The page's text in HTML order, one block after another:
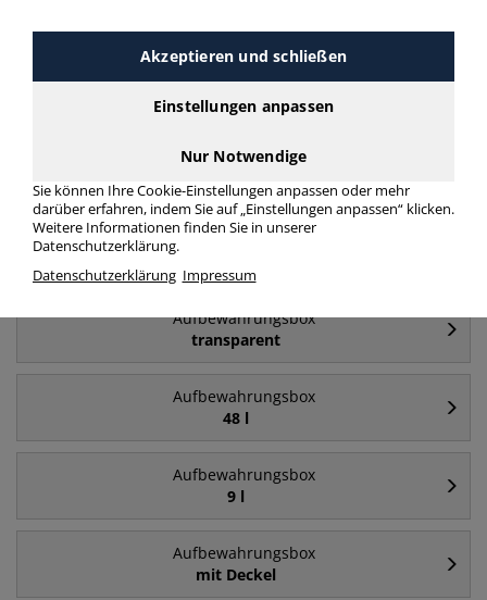
Aufbewahrungsbox
84 l
Aufbewahrungsbox
64 l
Aufbewahrungsbox
Aufbewahrungsbox
transparent
Aufbewahrungsbox
48 l
Aufbewahrungsbox
9 l
Aufbewahrungsbox
mit Deckel
Akzeptieren und schließen
Einstellungen anpassen
Nur Notwendige
Sie können Ihre Cookie-Einstellungen anpassen oder mehr
darüber erfahren, indem Sie auf „Einstellungen anpassen“ klicken.
Weitere Informationen finden Sie in unserer
Datenschutzerklärung.
Datenschutzerklärung Impressum